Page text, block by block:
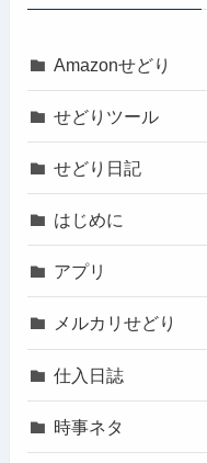
Amazonせどり
せどりツール
せどり日記
はじめに
アプリ
メルカリせどり
仕入日誌
時事ネタ